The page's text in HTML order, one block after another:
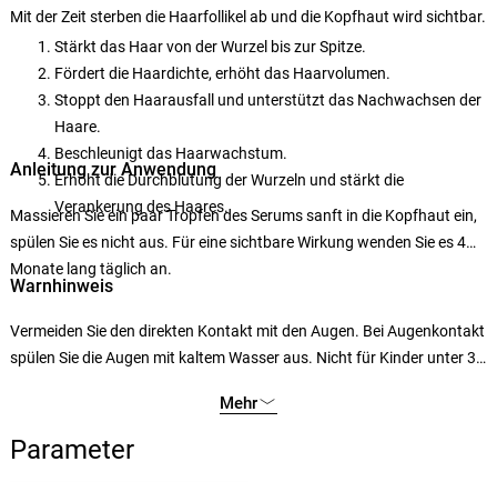
Mit der Zeit sterben die Haarfollikel ab und die Kopfhaut wird sichtbar.
Stärkt das Haar von der Wurzel bis zur Spitze.
Fördert die Haardichte, erhöht das Haarvolumen.
Stoppt den Haarausfall und unterstützt das Nachwachsen der
Haare.
Beschleunigt das Haarwachstum.
Erhöht die Durchblutung der Wurzeln und stärkt die
Verankerung des Haares.
Anleitung zur Anwendung
Massieren Sie ein paar Tropfen des Serums sanft in die Kopfhaut ein,
spülen Sie es nicht aus. Für eine sichtbare Wirkung wenden Sie es 4
Monate lang täglich an.
Warnhinweis
Vermeiden Sie den direkten Kontakt mit den Augen. Bei Augenkontakt
spülen Sie die Augen mit kaltem Wasser aus. Nicht für Kinder unter 3
Mehr
Parameter